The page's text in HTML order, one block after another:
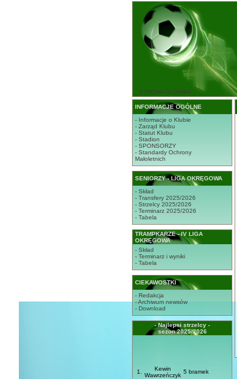
STRONA GŁÓWNA
INFORMACJE OGÓLNE
- Informacje o Klubie
- Zarząd Klubu
- Statut Klubu
- Stadion
- SPONSORZY
- Standardy Ochrony
Małoletnich
SENIORZY - LIGA OKRĘGOWA
- Skład
- Transfery 2025/2026
- Strzelcy 2025/2026
- Terminarz 2025/2026
- Tabela
TRAMPKARZE - IV LIGA
OKRĘGOWA
- Skład
- Terminarz i wyniki
- Tabela
CIEKAWOSTKI
- Redakcja
- Archiwum newsów
- Download
- Najlepsi strzelcy -
sezon 2025/2026
1.
Kewin
Wawrzeńczyk
5 bramek